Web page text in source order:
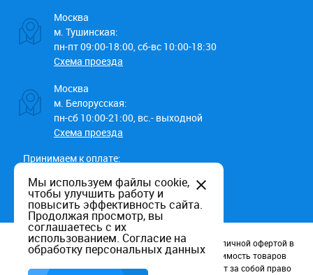
Москва
м. Тушинская:
пн-пт 09:00-18:00, сб-вс 10:00-18:30
Схема проезда
Москва
м. Белорусская:
пн-сб 10:00-21:00, вс.- выходной
Схема проезда
Принимаем к оплате:
Данный информационный ресурс не является публичной офертой в
соотв. со статьей 437 (п.2) ГК РФ. Наличие и стоимость товаров
уточняйте по телефону. Производители оставляют за собой право
Мы используем файлы cookie,
чтобы улучшить работу и
повысить эффективность сайта.
Продолжая просмотр, вы
соглашаетесь с их
использованием. Согласие на
обработку персональных данных